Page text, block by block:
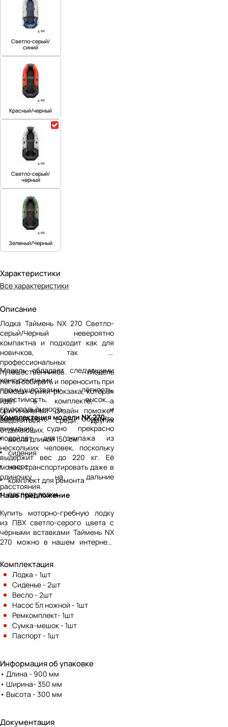
Светло-серый/
синий
Красный/черный
Светло-серый/
черный
Зеленый/Черный
Характеристики
Все характеристики
Описание
Лодка Таймень NX 270 Светло-
серый/Черный невероятно
компактна и подходит как для
новичков, так и
профессиональных
путешественников. Модель
легко собирать и переносить при
помощи сумки-рюкзака, которая
идёт в комплекте, а
оригинальный дизайн поможет
выделиться среди других
отдыхающих.
Модель обладает следующими
конкурентными
преимуществами: лёгкость,
вместимость, высокая
грузоподъёмность и
компактность. Обратите
внимание, судно прекрасно
подойдёт для экипажа из
нескольких человек, поскольку
выдержит вес до 220 кг. Её
можно транспортировать даже в
одиночку на дальние
расстояния.
Комплектация модели NX 270:
весла длиной 150 см
сидения
насос
комплект для ремонта
паспорт лодки
Наше предложение
Купить моторно-гребную лодку
из ПВХ светло-серого цвета с
чёрными вставками Таймень NX
270 можно в нашем интернет-
низкой цене. Мы предлагаем
широкий ассортимент продукции
и профессиональные
консультации по телефону,
указанному на сайте.
Комплектация
Лодка - 1шт
Сиденье - 2шт
Весло - 2шт
Насос 5л ножной - 1шт
Ремкомплект- 1шт
Сумка-мешок - 1шт
Паспорт - 1шт
Информация об упаковке
• Длина - 900 мм
• Ширина- 350 мм
• Высота - 300 мм
Документация